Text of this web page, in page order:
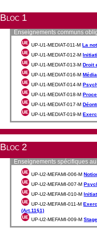
Bloc 1
Enseignements communs
UP-U1-MEDIAT-011-MLa
UP-U1-MEDIAT-012-M
UP-U1-MEDIAT-013-MDroit
UP-U1-MEDIAT-016-M
UP-U1-MEDIAT-014-M
UP-U1-MEDIAT-018-M
UP-U1-MEDIAT-017-M
UP-U1-MEDIAT-019-M
Bloc 2
Enseignements spécifiques
UP-U2-MEFAMI-006-M
UP-U2-MEFAMI-007-M
UP-U2-MEFAMI-010-M
UP-U2-MEFAMI-011-M
(Art.11§1)
UP-U2-MEFAMI-009-M